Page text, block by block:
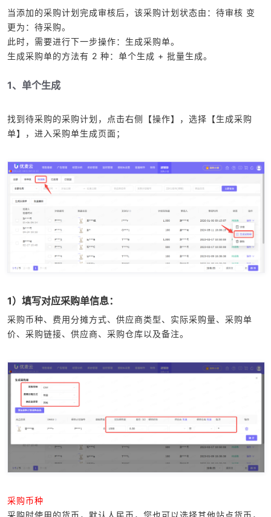
当添加的采购计划完成审核后，该采购计划状态由：待审核 变
更为：待采购。
此时，需要进行下一步操作：生成采购单。
生成采购单的方法有 2 种：单个生成 + 批量生成。
1、单个生成
找到待采购的采购计划，点击右侧【操作】，选择【生成采购
单】，进入采购单生成页面；
1）填写对应采购单信息：
采购币种、费用分摊方式、供应商类型、实际采购量、采购单
价、采购链接、供应商、采购仓库以及备注。
采购币种